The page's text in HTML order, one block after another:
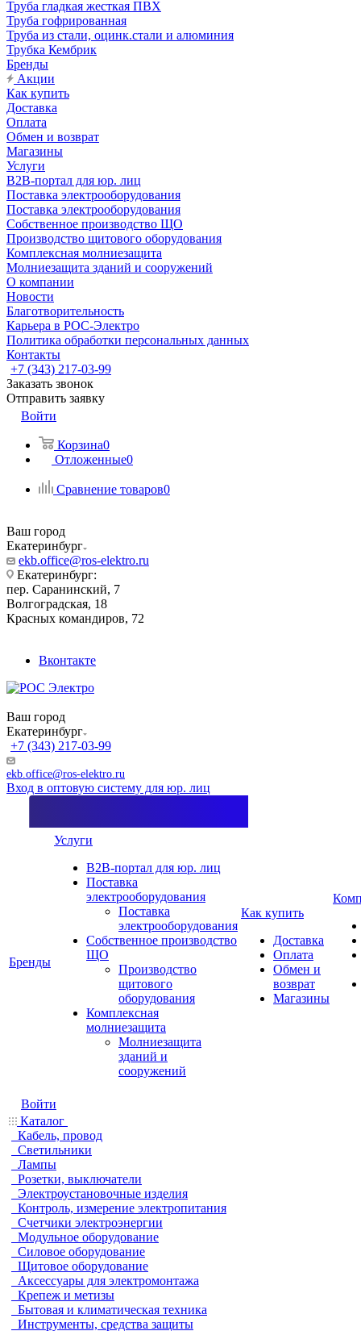
Труба гладкая жесткая ПВХ
Труба гофрированная
Труба из стали, оцинк.стали и алюминия
Трубка Кембрик
Бренды
Акции
Как купить
Доставка
Оплата
Обмен и возврат
Магазины
Услуги
B2B-портал для юр. лиц
Поставка электрооборудования
Поставка электрооборудования
Собственное производство ЩО
Производство щитового оборудования
Комплексная молниезащита
Молниезащита зданий и сооружений
О компании
Новости
Благотворительность
Карьера в РОС-Электро
Политика обработки персональных данных
Контакты
+7 (343) 217-03-99
Заказать звонок
Отправить заявку
Войти
Корзина0
Отложенные0
Сравнение товаров0
Ваш город
Екатеринбург
ekb.office@ros-elektro.ru
Екатеринбург:
пер. Саранинский, 7
Волгоградская, 18
Красных командиров, 72
Вконтакте
Ваш город
Екатеринбург
+7 (343) 217-03-99
ekb.office@ros-elektro.ru
Вход в оптовую систему для юр. лиц
Бренды
Услуги
B2B-портал для юр. лиц
Поставка
электрооборудования
Поставка
электрооборудования
Собственное производство
ЩО
Производство
щитового
оборудования
Комплексная
молниезащита
Молниезащита
зданий и
сооружений
Как купить
Доставка
Оплата
Обмен и
возврат
Магазины
Войти
Каталог
Кабель, провод
Светильники
Лампы
Розетки, выключатели
Электроустановочные изделия
Контроль, измерение электропитания
Счетчики электроэнергии
Модульное оборудование
Силовое оборудование
Щитовое оборудование
Аксессуары для электромонтажа
Крепеж и метизы
Бытовая и климатическая техника
Инструменты, средства защиты